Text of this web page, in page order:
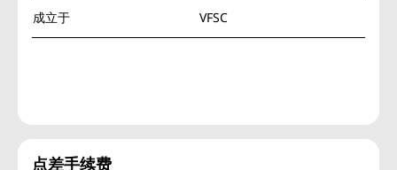
成立于 VFSC
点差手续费